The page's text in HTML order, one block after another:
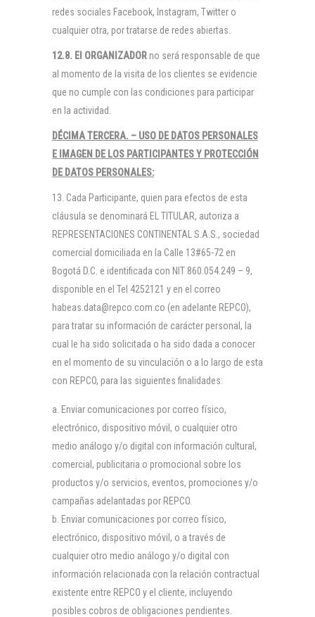
redes sociales Facebook, Instagram, Twitter o
cualquier otra, por tratarse de redes abiertas.
12.8. El ORGANIZADOR no será responsable de que
al momento de la visita de los clientes se evidencie
que no cumple con las condiciones para participar
en la actividad.
DÉCIMA TERCERA. – USO DE DATOS PERSONALES
E IMAGEN DE LOS PARTICIPANTES Y PROTECCIÓN
DE DATOS PERSONALES:
13. Cada Participante, quien para efectos de esta
cláusula se denominará EL TITULAR, autoriza a
REPRESENTACIONES CONTINENTAL S.A.S., sociedad
comercial domiciliada en la Calle 13#65-72 en
Bogotá D.C. e identificada con NIT 860.054.249 – 9,
disponible en el Tel 4252121 y en el correo
habeas.data@repco.com.co (en adelante REPCO),
para tratar su información de carácter personal, la
cual le ha sido solicitada o ha sido dada a conocer
en el momento de su vinculación o a lo largo de esta
con REPCO, para las siguientes finalidades:
Enviar comunicaciones por correo físico,
electrónico, dispositivo móvil, o cualquier otro
medio análogo y/o digital con información cultural,
comercial, publicitaria o promocional sobre los
productos y/o servicios, eventos, promociones y/o
campañas adelantadas por REPCO.
Enviar comunicaciones por correo físico,
electrónico, dispositivo móvil, o a través de
cualquier otro medio análogo y/o digital con
información relacionada con la relación contractual
existente entre REPCO y el cliente, incluyendo
posibles cobros de obligaciones pendientes.